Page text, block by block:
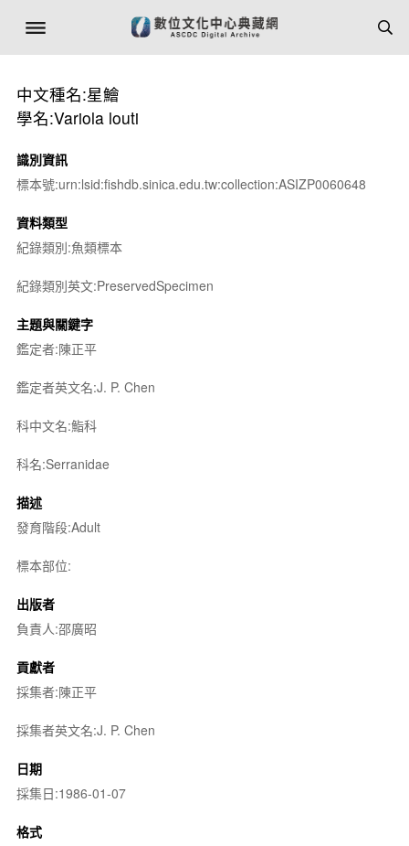
中文種名:星鱠
學名:Variola louti
識別資訊
標本號:urn:lsid:fishdb.sinica.edu.tw:collection:ASIZP0060648
資料類型
紀錄類別:魚類標本
紀錄類別英文:PreservedSpecimen
主題與關鍵字
鑑定者:陳正平
鑑定者英文名:J. P. Chen
科中文名:鮨科
科名:Serranidae
描述
發育階段:Adult
標本部位:
出版者
負責人:邵廣昭
貢獻者
採集者:陳正平
採集者英文名:J. P. Chen
日期
採集日:1986-01-07
格式